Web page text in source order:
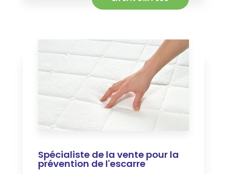
Spécialiste de la vente pour la
prévention de l'escarre